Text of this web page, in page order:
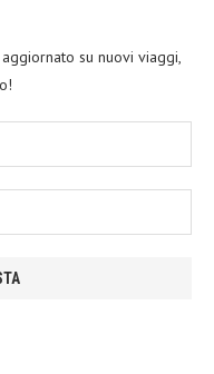
su nuovi viaggi,